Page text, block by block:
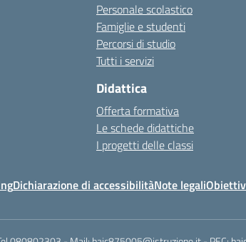
Personale scolastico
Famiglie e studenti
Percorsi di studio
Tutti i servizi
Didattica
Offerta formativa
Le schede didattiche
I progetti delle classi
Dichiarazione di accessibilitàNote legali